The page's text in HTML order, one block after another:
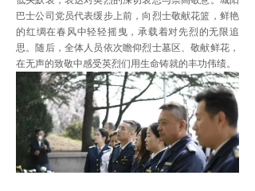
巴士公司党员代表缓步上前，向烈士敬献花篮，鲜艳
的红绸在春风中轻轻摇曳，承载着对先烈的无限追
思。随后，全体人员依次瞻仰烈士墓区、敬献鲜花，
在无声的致敬中感受英烈们用生命铸就的丰功伟绩。